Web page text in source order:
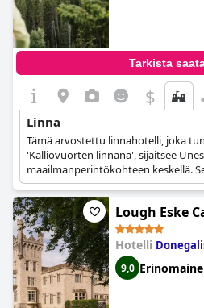
Tarkista
$
Linna
Tämä arvostettu linnahotelli, joka
'Kalliovuorten linnana', sijaitsee
maailmanperintökohteen keskellä.
vuonna 1887, ja hotelli avattiin
Merkittävistä yhteiskunnallisista ja
huolimatta se onnistui aina
tunnusomaisia elämyksiä ja ylellistä
tyylikkäässä linnahotellissa on 745
sävyissä sisustettua huonetta ja
korkeatasoiset palvelut, jotka
Lough Eske
Hotelli
9,0